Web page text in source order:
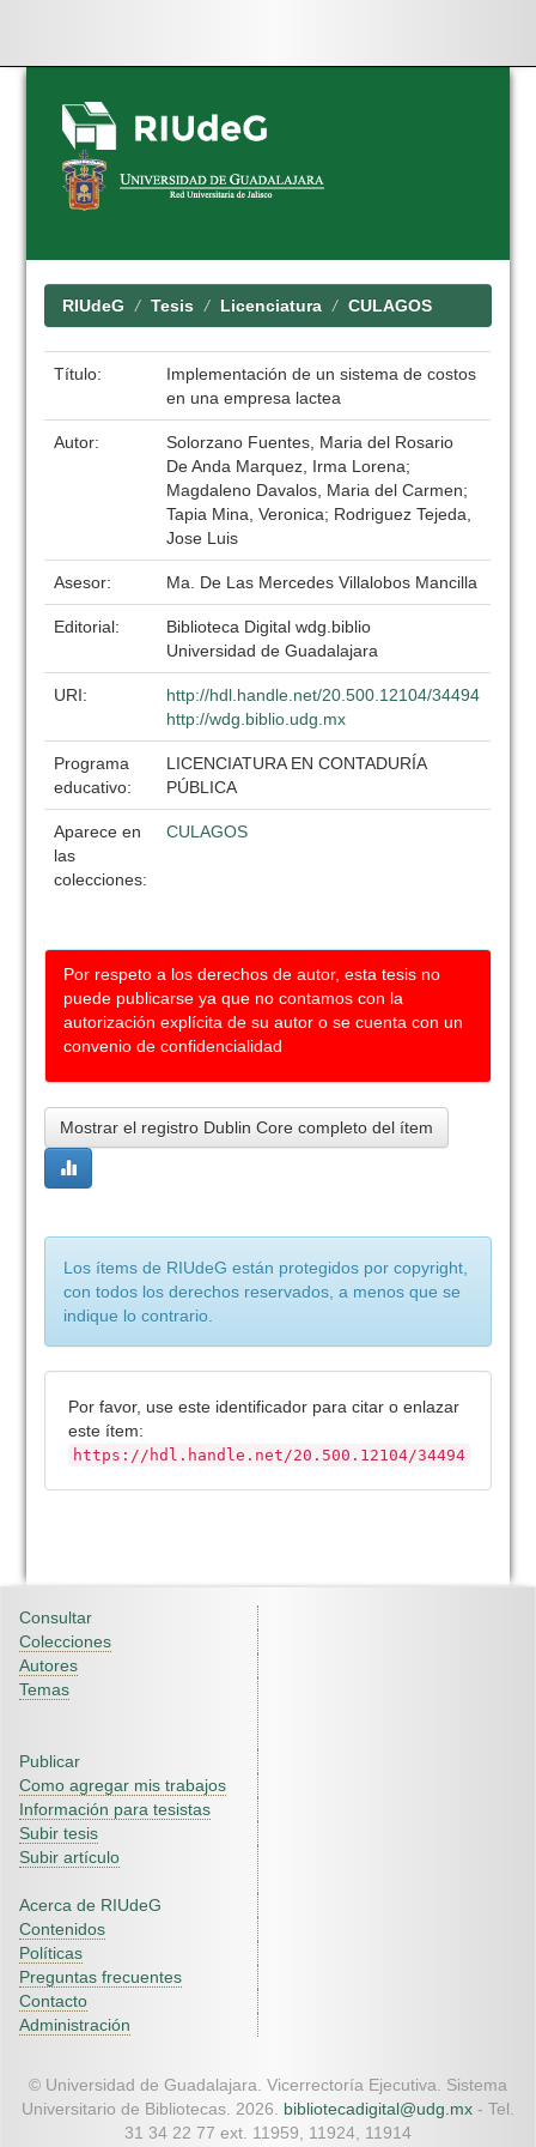
Skip
navigation
RIUdeG Tesis Licenciatura CULAGOS
Título:
Implementación de un sistema de costos
en una empresa lactea
Autor:
Solorzano Fuentes, Maria del Rosario
De Anda Marquez, Irma Lorena;
Magdaleno Davalos, Maria del Carmen;
Tapia Mina, Veronica; Rodriguez Tejeda,
Jose Luis
Asesor: Ma. De Las Mercedes Villalobos Mancilla
Editorial:
Biblioteca Digital wdg.biblio
Universidad de Guadalajara
URI:
http://hdl.handle.net/20.500.12104/34494
http://wdg.biblio.udg.mx
Programa
educativo:
LICENCIATURA EN CONTADURÍA
PÚBLICA
Aparece en
las
colecciones:
CULAGOS
Por respeto a los derechos de autor, esta tesis no
puede publicarse ya que no contamos con la
autorización explícita de su autor o se cuenta con un
convenio de confidencialidad
Mostrar el registro Dublin Core completo del ítem
Los ítems de RIUdeG están protegidos por copyright,
con todos los derechos reservados, a menos que se
indique lo contrario.
Por favor, use este identificador para citar o enlazar
este ítem:
https://hdl.handle.net/20.500.12104/34494
Consultar
Colecciones
Autores
Temas
Publicar
Como agregar mis trabajos
Información para tesistas
Subir tesis
Subir artículo
Acerca de RIUdeG
Contenidos
Políticas
Preguntas frecuentes
Contacto
Administración
© Universidad de Guadalajara. Vicerrectoría Ejecutiva. Sistema
Universitario de Bibliotecas. 2026. bibliotecadigital@udg.mx - Tel.
31 34 22 77 ext. 11959, 11924, 11914